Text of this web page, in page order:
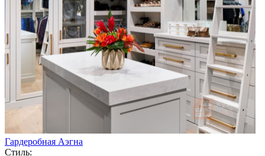
Гардеробная Аэгна
Стиль: